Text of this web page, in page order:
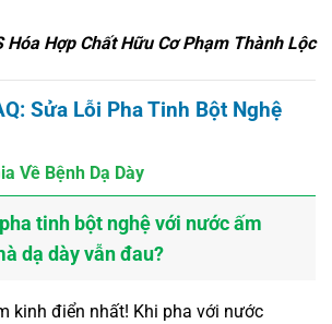
Hóa Hợp Chất Hữu Cơ Phạm Thành Lộc
Sửa Lỗi Pha Tinh Bột Nghệ
Về Bệnh Dạ Dày
tinh bột nghệ với nước ấm
dạ dày vẫn đau?
kinh điển nhất! Khi pha với nước